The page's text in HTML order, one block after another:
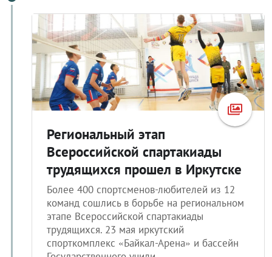
Региональный этап
Всероссийской спартакиады
трудящихся прошел в Иркутске
Более 400 спортсменов-любителей из 12
команд сошлись в борьбе на региональном
этапе Всероссийской спартакиады
трудящихся. 23 мая иркутский
спорткомплекс «Байкал-Арена» и бассейн